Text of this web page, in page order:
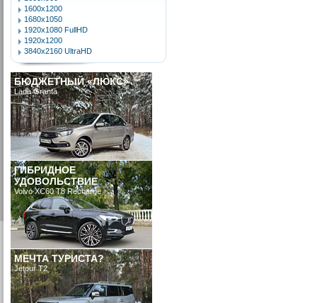
1600x1200
1680x1050
1920x1080 FullHD
1920x1200
3840x2160 UltraHD
БЮДЖЕТНЫЙ «ЛЮКС»
Lada Granta
ГИБРИДНОЕ
УДОВОЛЬСТВИЕ
Volvo XC60 T8 Recharge
МЕЧТА ТУРИСТА?
Jetour T2